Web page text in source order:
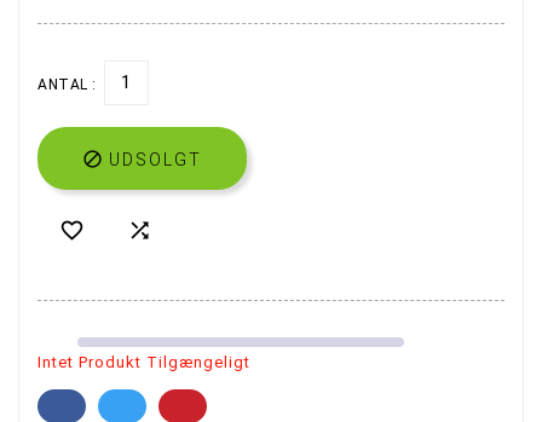
ANTAL :
 UDSOLGT
 
Intet Produkt Tilgængeligt